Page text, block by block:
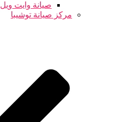
صيانة وايت ويل
مركز صيانة توشيبا